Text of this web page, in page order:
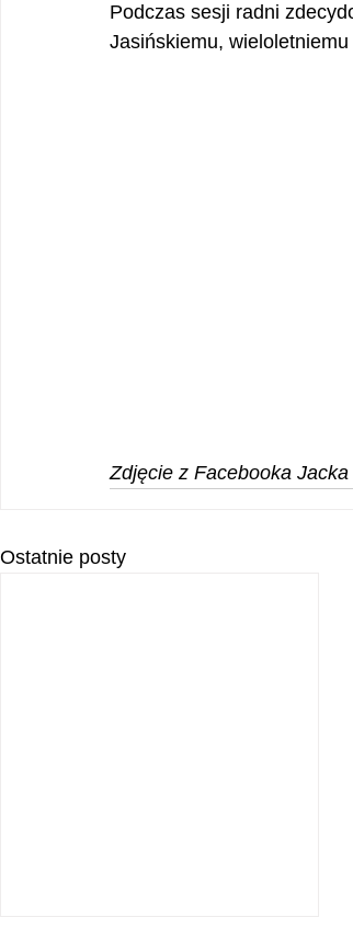
Podczas sesji radni
Jasińskiemu,
Zdjęcie z Facebooka
Ostatnie posty